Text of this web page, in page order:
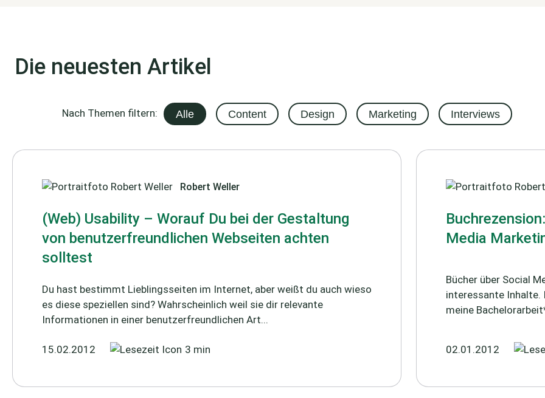
Die neuesten Artikel
Nach Themen filtern: Alle Content Design Marketing Interviews
Robert Weller
(Web) Usability – Worauf Du bei der Gestaltung
von benutzerfreundlichen Webseiten achten
solltest
Du hast bestimmt Lieblingsseiten im Internet, aber weißt du auch wieso
es diese speziellen sind? Wahrscheinlich weil sie dir relevante
Informationen in einer benutzerfreundlichen Art...
15.02.2012 3 min
Media
Bücher über Social
interessante Inhalte.
meine
02.01.2012